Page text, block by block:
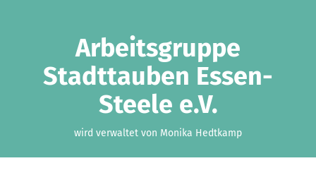
Arbeitsgruppe
Stadttauben Essen-
Steele e.V.
wird verwaltet von Monika Hedtkamp